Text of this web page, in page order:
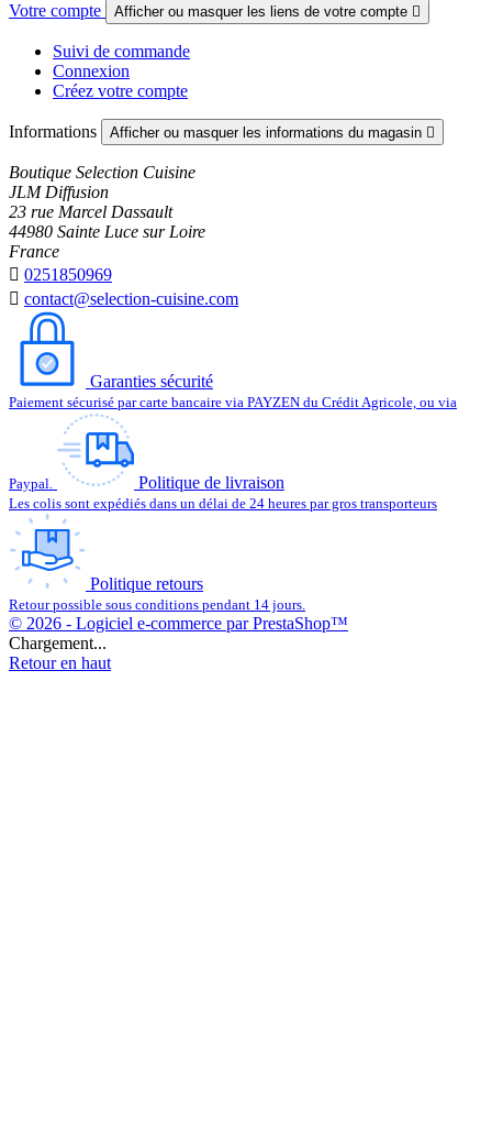
Votre compte Afficher ou masquer les liens de votre compte 
Suivi de commande
Connexion
Créez votre compte
Informations Afficher ou masquer les informations du magasin 
Boutique Selection Cuisine
JLM Diffusion
23 rue Marcel Dassault
44980 Sainte Luce sur Loire
France
 0251850969
 contact@selection-cuisine.com
Garanties sécurité
Paiement sécurisé par carte bancaire via PAYZEN du Crédit Agricole, ou via
Paypal. Politique de livraison
Les colis sont expédiés dans un délai de 24 heures par gros transporteurs
Politique retours
Retour possible sous conditions pendant 14 jours.
© 2026 - Logiciel e-commerce par PrestaShop™
Chargement...
Retour en haut